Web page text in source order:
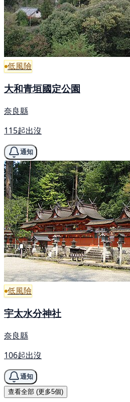
低風險
大和青垣國定公園
奈良縣
115起出沒
通知
低風險
宇太水分神社
奈良縣
106起出沒
通知
查看全部 (更多5個)